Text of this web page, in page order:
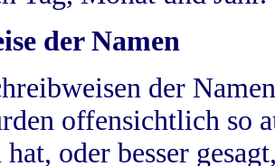
der Namen
der
offensichtlich so
hat, oder besser